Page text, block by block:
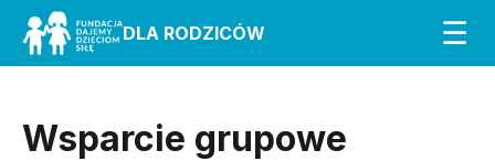
DLA RODZICÓW ☰
Wsparcie grupowe